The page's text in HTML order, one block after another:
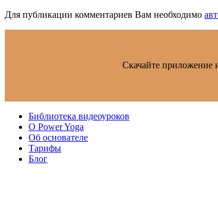
Для публикации комментариев Вам необходимо
Скачайте приложение
Библиотека видеоуроков
О Power Yoga
Об основателе
Тарифы
Блог